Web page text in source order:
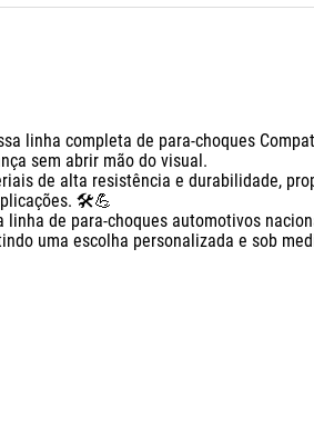
linha completa de para-choques
sem abrir mão do visual.
de alta resistência e durabilidade,
🛠️💪
de para-choques automotivos
uma escolha personalizada e sob